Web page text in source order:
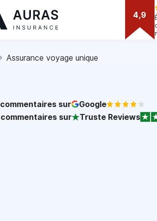
4,9
Assurance voyage unique
commentaires sur
Google
commentaires sur Truste Reviews